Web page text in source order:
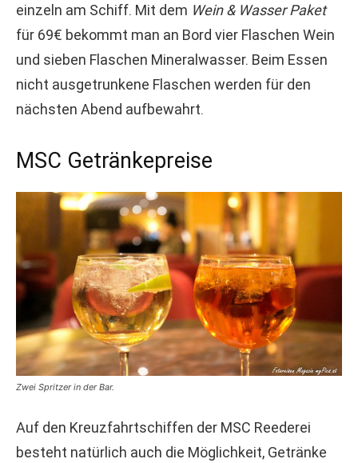
einzeln am Schiff. Mit dem Wein & Wasser Paket
für 69€ bekommt man an Bord vier Flaschen Wein
und sieben Flaschen Mineralwasser. Beim Essen
nicht ausgetrunkene Flaschen werden für den
nächsten Abend aufbewahrt.
MSC Getränkepreise
Zwei Spritzer in der Bar.
Auf den Kreuzfahrtschiffen der MSC Reederei
besteht natürlich auch die Möglichkeit, Getränke